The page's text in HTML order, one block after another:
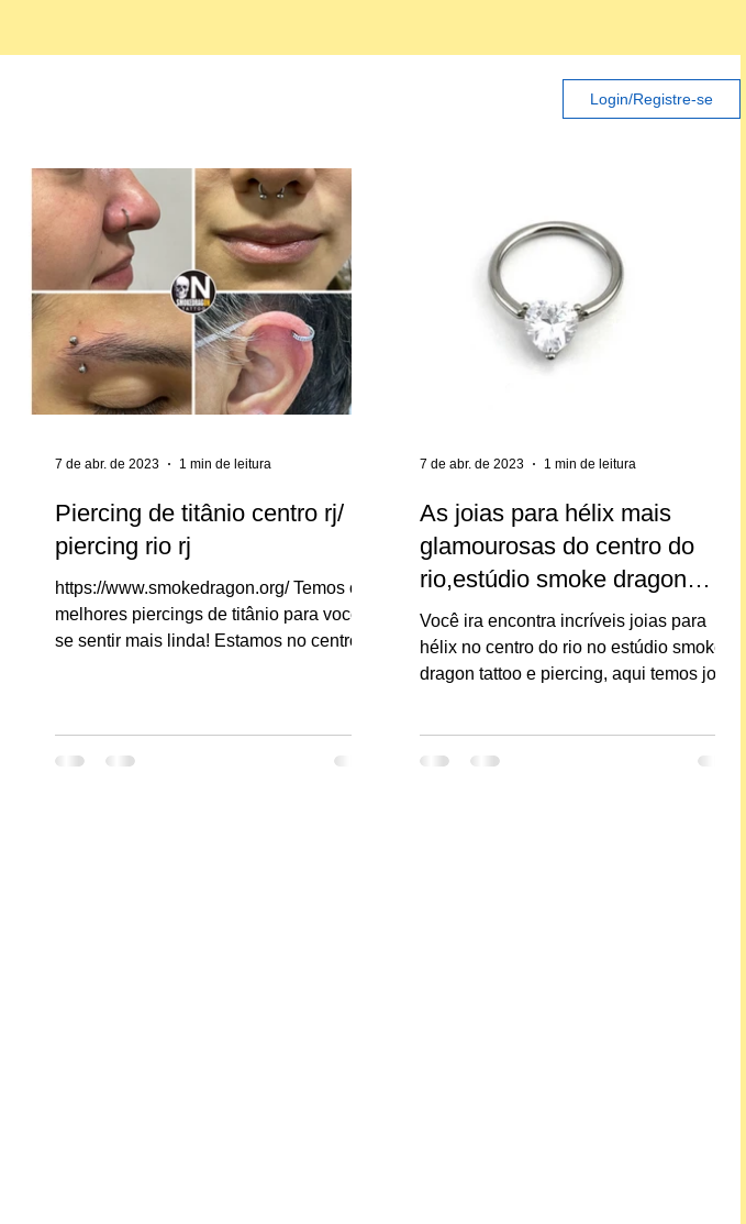
Login/Registre-se
Piercing de titânio centro rj/
piercing rio rj
https://www.smokedragon.org/ Temos os
melhores piercings de titânio para você
se sentir mais linda! Estamos no centro
7 de abr. de 2023 1 min de leitura
As joias para hélix mais
glamourosas do centro do
rio,estúdio smoke dragon
tattoo e piercing rj
Você ira encontra incríveis joias para
hélix no centro do rio no estúdio smoke
dragon tattoo e piercing, aqui temos joias
7 de abr. de 2023 1 min de leitura